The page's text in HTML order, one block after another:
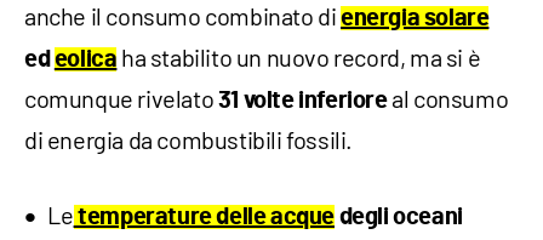
anche il consumo combinato dienergia solare
ed eolica ha stabilito un nuovo record, ma si è
comunque rivelato 31 volte inferioreal consumo
di energia da combustibili fossili.
Le temperature delle acquedegli oceani